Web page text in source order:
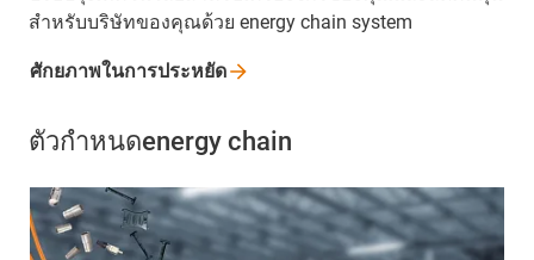
สำหรับบริษัทของคุณด้วย energy chain system
ศักยภาพในการประหยัด
ตัวกำหนดenergy chain